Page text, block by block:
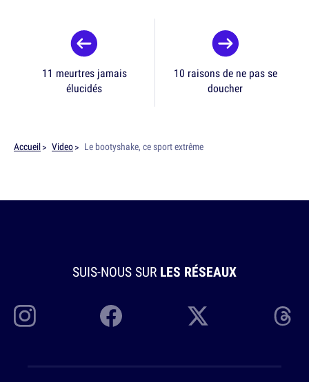
11 meurtres jamais
élucidés
10 raisons de ne pas se
doucher
Accueil Video Le bootyshake, ce sport extrême
SUIS-NOUS SUR LES RÉSEAUX